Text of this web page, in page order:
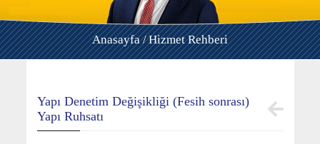
Anasayfa /Hizmet Rehberi
Yapı Denetim Değişikliği (Fesih sonrası)
Yapı Ruhsatı